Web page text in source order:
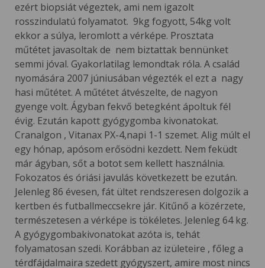
ezért biopsiát végeztek, ami nem igazolt
rosszindulatú folyamatot. 9kg fogyott, 54kg volt
ekkor a súlya, leromlott a vérképe. Prosztata
műtétet javasoltak de nem biztattak bennünket
semmi jóval. Gyakorlatilag lemondtak róla. A család
nyomására 2007 júniusában végezték el ezt a nagy
hasi műtétet. A műtétet átvészelte, de nagyon
gyenge volt. Ágyban fekvő betegként ápoltuk fél
évig. Ezután kapott gyógygomba kivonatokat.
Cranalgon , Vitanax PX-4,napi 1-1 szemet. Alig múlt el
egy hónap, apósom erősödni kezdett. Nem feküdt
már ágyban, sőt a botot sem kellett használnia.
Fokozatos és óriási javulás következett be ezután.
Jelenleg 86 évesen, fát ültet rendszeresen dolgozik a
kertben és futballmeccsekre jár. Kitűnő a közérzete,
természetesen a vérképe is tökéletes. Jelenleg 64 kg.
A gyógygombakivonatokat azóta is, tehát
folyamatosan szedi. Korábban az izületeire , főleg a
térdfájdalmaira szedett gyógyszert, amire most nincs